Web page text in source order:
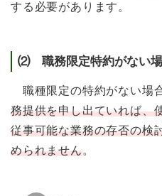
する必要があります。
⑵ 職務限定特約がない
職種限定の特約がない場
務提供を申し出ていれば、
従事可能な業務の存否の検
められません。